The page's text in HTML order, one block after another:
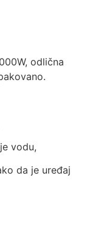
odlična
vodu,
da je uređaj